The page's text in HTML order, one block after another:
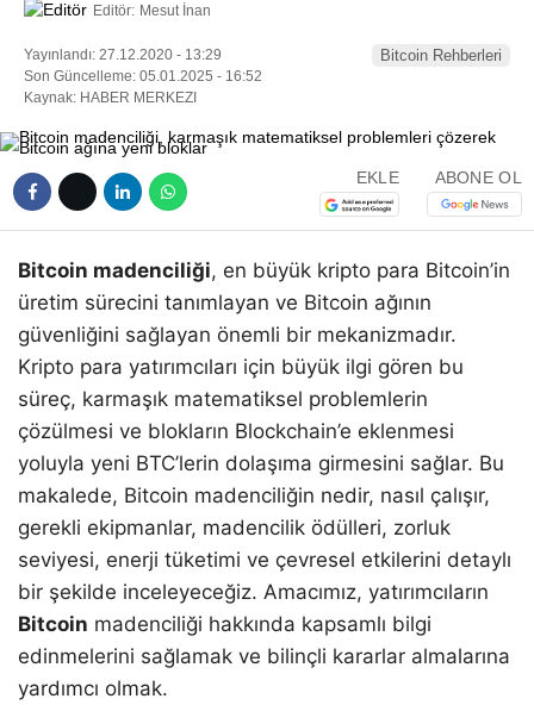
Editör: Mesut İnan
Yayınlandı: 27.12.2020 - 13:29
Son Güncelleme: 05.01.2025 - 16:52
Kaynak: HABER MERKEZI
Bitcoin Rehberleri
EKLE ABONE OL
Bitcoin madenciliği, en büyük kripto para Bitcoin’in
üretim sürecini tanımlayan ve Bitcoin ağının
güvenliğini sağlayan önemli bir mekanizmadır.
Kripto para yatırımcıları için büyük ilgi gören bu
süreç, karmaşık matematiksel problemlerin
çözülmesi ve blokların Blockchain’e eklenmesi
yoluyla yeni BTC’lerin dolaşıma girmesini sağlar. Bu
makalede, Bitcoin madenciliğin nedir, nasıl çalışır,
gerekli ekipmanlar, madencilik ödülleri, zorluk
seviyesi, enerji tüketimi ve çevresel etkilerini detaylı
bir şekilde inceleyeceğiz. Amacımız, yatırımcıların
Bitcoin madenciliği hakkında kapsamlı bilgi
edinmelerini sağlamak ve bilinçli kararlar almalarına
yardımcı olmak.